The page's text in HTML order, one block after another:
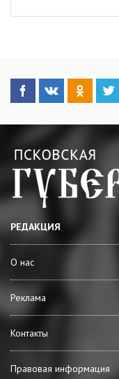
РЕДАКЦИЯ
О нас
Реклама
Контакты
Правовая информация